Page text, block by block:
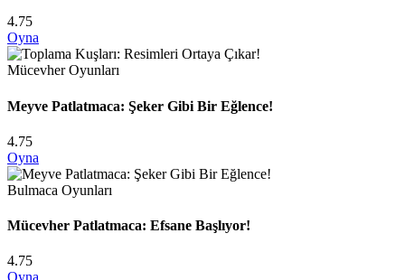
4.75
Oyna
Mücevher Oyunları
Meyve Patlatmaca: Şeker Gibi Bir Eğlence!
4.75
Oyna
Bulmaca Oyunları
Mücevher Patlatmaca: Efsane Başlıyor!
4.75